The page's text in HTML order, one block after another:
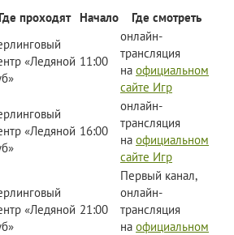
Где проходят Начало
Где смотреть
«Ледяной 11:00
онлайн-
трансляция
на официальном
сайте Игр
«Ледяной 16:00
онлайн-
трансляция
на официальном
сайте Игр
«Ледяной 21:00
Первый канал,
онлайн-
трансляция
на официальном